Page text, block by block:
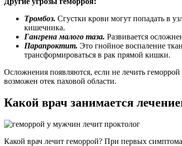
Тромбоз. Сгустки крови могут попадать в
кишечника.
Гангрена малого таза. Развивается
Парапроктит. Это гнойное воспаление
трансформироваться в рак прямой кишки.
Осложнения появляются, если не лечить
возможен отек паховой области.
Какой врач занимается
Какой врач лечит геморрой? При первых